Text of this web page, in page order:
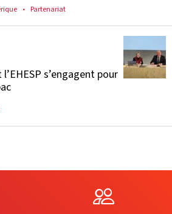
Partenariat
s’engagent pour